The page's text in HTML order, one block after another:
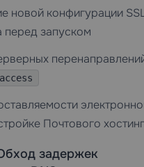
новой конфигурации
перед запуском
Почтового
задержек